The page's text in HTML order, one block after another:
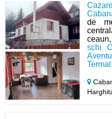
de
schi